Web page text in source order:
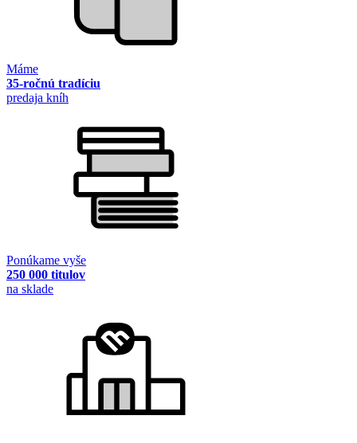
Máme
35-ročnú tradíciu
predaja kníh
Ponúkame vyše
250 000 titulov
na sklade